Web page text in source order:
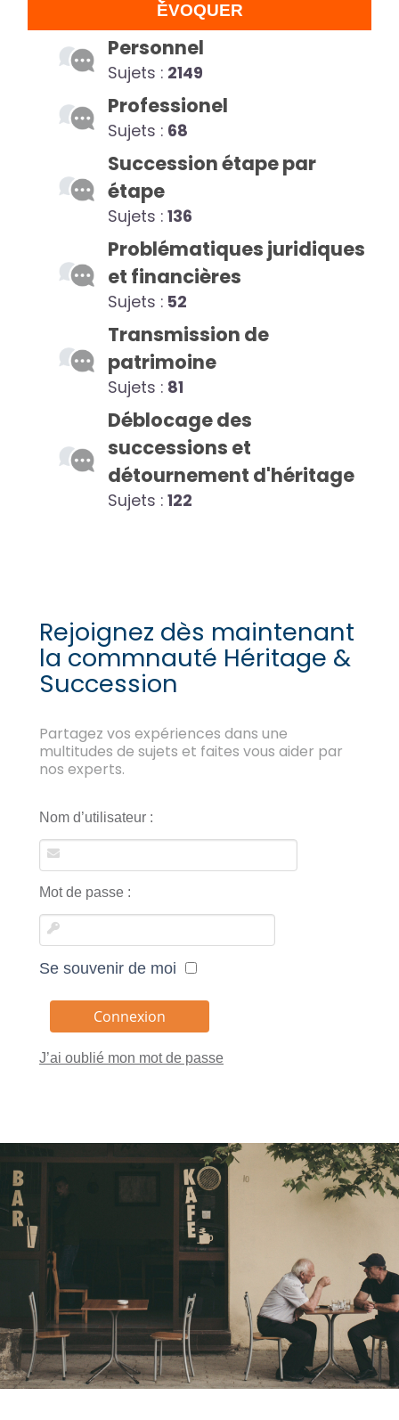
ÉVOQUER
Personnel
Sujets : 2149
Professionel
Sujets : 68
Succession étape par
étape
Sujets : 136
Problématiques juridiques
et financières
Sujets : 52
Transmission de
patrimoine
Sujets : 81
Déblocage des
successions et
détournement d'héritage
Sujets : 122
Rejoignez dès maintenant
la commnauté Héritage &
Succession
Partagez vos expériences dans une
multitudes de sujets et faites vous aider par
nos experts.
Nom d’utilisateur :
Mot de passe :
Se souvenir de moi
J’ai oublié mon mot de passe